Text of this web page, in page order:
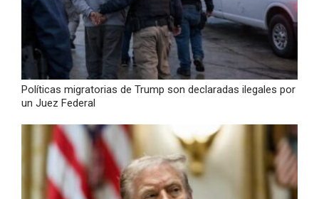
Políticas migratorias de Trump son declaradas ilegales por
un Juez Federal